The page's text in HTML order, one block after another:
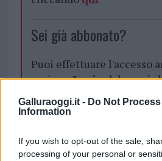
Galluraoggi.it - Do Not
Information
If you wish to opt-out of the sale,
processing of your personal or
Sei già abbonato?
Puoi effettuare l'accesso
sezioneLogindal menù
cliccando
qui
TEMI: Cala Saccaia Incidente